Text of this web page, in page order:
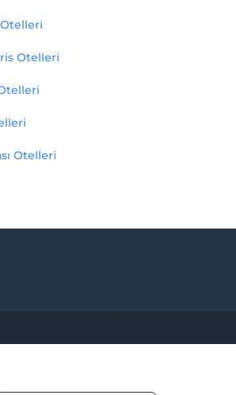
Otelleri
Otelleri